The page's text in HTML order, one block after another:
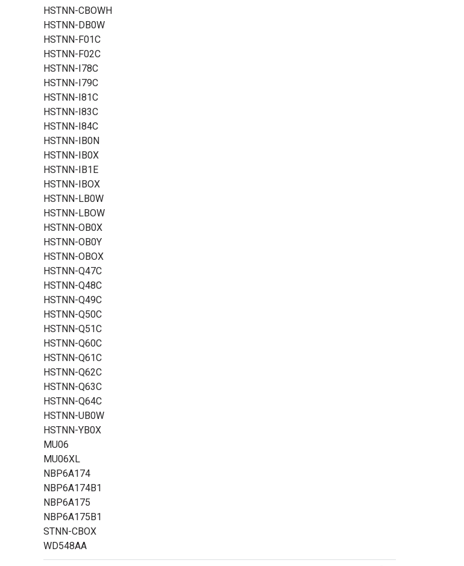
HSTNN-CBOWH
HSTNN-DB0W
HSTNN-F01C
HSTNN-F02C
HSTNN-I78C
HSTNN-I79C
HSTNN-I81C
HSTNN-I83C
HSTNN-I84C
HSTNN-IB0N
HSTNN-IB0X
HSTNN-IB1E
HSTNN-IBOX
HSTNN-LB0W
HSTNN-LBOW
HSTNN-OB0X
HSTNN-OB0Y
HSTNN-OBOX
HSTNN-Q47C
HSTNN-Q48C
HSTNN-Q49C
HSTNN-Q50C
HSTNN-Q51C
HSTNN-Q60C
HSTNN-Q61C
HSTNN-Q62C
HSTNN-Q63C
HSTNN-Q64C
HSTNN-UB0W
HSTNN-YB0X
MU06
MU06XL
NBP6A174
NBP6A174B1
NBP6A175
NBP6A175B1
STNN-CBOX
WD548AA